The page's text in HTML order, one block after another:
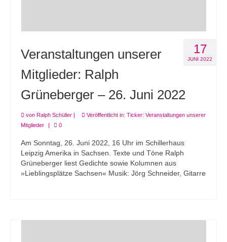
17
JUNI 2022
Veranstaltungen unserer
Mitglieder: Ralph
Grüneberger – 26. Juni 2022
von Ralph Schüller | Veröffentlicht in: Ticker: Veranstaltungen unserer
Mitglieder
| 0
Am Sonntag, 26. Juni 2022, 16 Uhr im Schillerhaus
Leipzig Amerika in Sachsen. Texte und Töne Ralph
Grüneberger liest Gedichte sowie Kolumnen aus
»Lieblingsplätze Sachsen« Musik: Jörg Schneider, Gitarre